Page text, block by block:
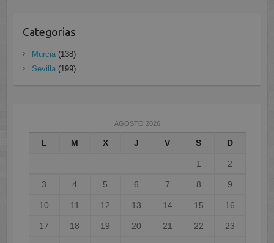
Categorias
Murcia(138)
Sevilla(199)
AGOSTO 2026
L M X J V S D
1 2
3 4 5 6 7 8 9
10 11 12 13 14 15 16
17 18 19 20 21 22 23